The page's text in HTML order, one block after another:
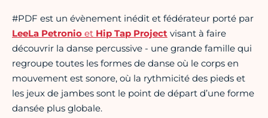
#PDF est un évènement inédit et fédérateur porté par
LeeLa Petronio et Hip Tap Project visant à faire
découvrir la danse percussive - une grande famille qui
regroupe toutes les formes de danse où le corps en
mouvement est sonore, où la rythmicité des pieds et
les jeux de jambes sont le point de départ d’une forme
dansée plus globale.